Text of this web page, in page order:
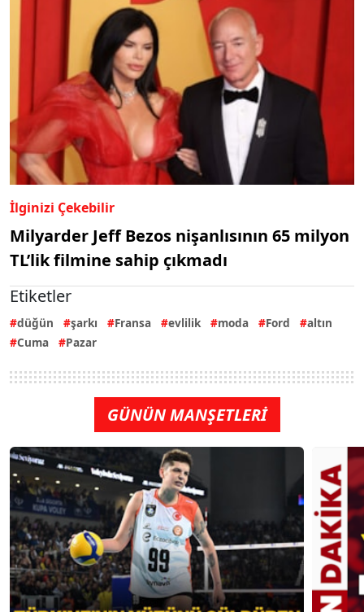
İlginizi Çekebilir
Milyarder Jeff Bezos nişanlısının 65 milyon
TL’lik filmine sahip çıkmadı
Etiketler
düğün şarkı Fransa evlilik moda Ford
altın
Cuma
Pazar
GÜNÜN MANŞETLERİ